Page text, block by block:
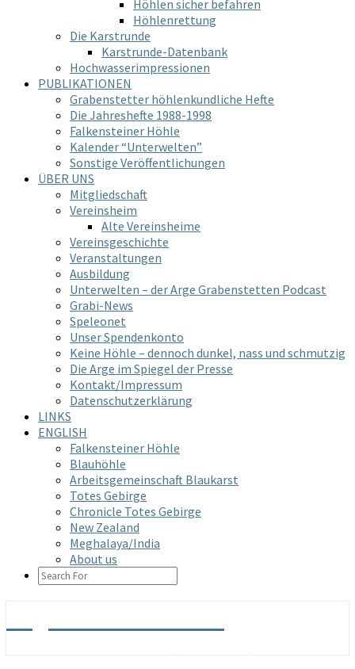
Höhlen sicher befahren
Höhlenrettung
Die Karstrunde
Karstrunde-Datenbank
Hochwasserimpressionen
PUBLIKATIONEN
Grabenstetter höhlenkundliche Hefte
Die Jahreshefte 1988-1998
Falkensteiner Höhle
Kalender “Unterwelten”
Sonstige Veröffentlichungen
ÜBER UNS
Mitgliedschaft
Vereinsheim
Alte Vereinsheime
Vereinsgeschichte
Veranstaltungen
Ausbildung
Unterwelten – der Arge Grabenstetten Podcast
Grabi-News
Speleonet
Unser Spendenkonto
Keine Höhle – dennoch dunkel, nass und schmutzig
Die Arge im Spiegel der Presse
Kontakt/Impressum
Datenschutzerklärung
LINKS
ENGLISH
Falkensteiner Höhle
Blauhöhle
Arbeitsgemeinschaft Blaukarst
Totes Gebirge
Chronicle Totes Gebirge
New Zealand
Meghalaya/India
About us
SEARCH
ICON